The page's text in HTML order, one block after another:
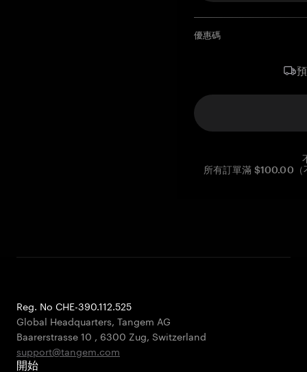
優惠碼
所有訂單滿 $100.00（
Reg. No CHE-390.112.525
Global Headquarters, Tangem AG
Baarerstrasse 10 , 6300 Zug, Switzerland
support@tangem.com
開始